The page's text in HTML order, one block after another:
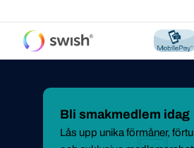
Bli smakmedlem idag
Lås upp unika förmåner,